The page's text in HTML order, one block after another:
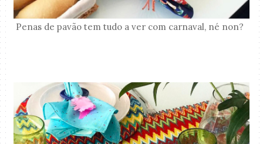
Penas de pavão tem tudo a ver com carnaval, né non?